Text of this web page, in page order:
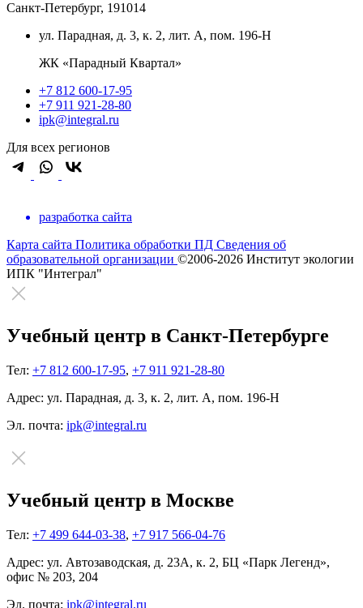
Санкт-Петербург, 191014
ул. Парадная, д. 3, к. 2, лит. А, пом. 196-Н
ЖК «Парадный Квартал»
+7 812 600-17-95
+7 911 921-28-80
ipk@integral.ru
Для всех регионов
разработка сайта
Карта сайта Политика обработки ПД Сведения об
образовательной организации ©2006-2026 Институт экологии
ИПК "Интеграл"
Учебный центр в Санкт-Петербурге
Тел: +7 812 600-17-95, +7 911 921-28-80
Адрес: ул. Парадная, д. 3, к. 2, лит. А, пом. 196-Н
Эл. почта: ipk@integral.ru
Учебный центр в Москве
Тел: +7 499 644-03-38, +7 917 566-04-76
Адрес: ул. Автозаводская, д. 23А, к. 2, БЦ «Парк Легенд»,
офис № 203, 204
Эл. почта: ipk@integral.ru